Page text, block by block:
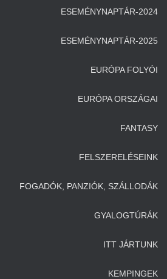
ESEMÉNYNAPTÁR-2024
ESEMÉNYNAPTÁR-2025
EURÓPA FOLYÓI
EURÓPA ORSZÁGAI
FANTASY
FELSZERELÉSEINK
FOGADÓK, PANZIÓK, SZÁLLODÁK
GYALOGTÚRÁK
ITT JÁRTUNK
KEMPINGEK